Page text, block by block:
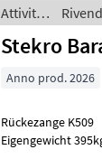
Stützfuss. Attività forestali e
lavorazione
Attività
forestali
e
del
Stekro
Stekro
Anno prod. 2026
Rückezange K509
Eigengewicht